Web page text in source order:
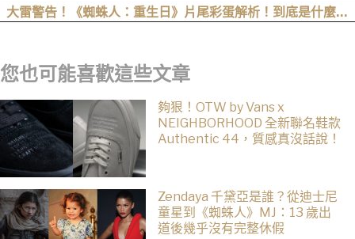
〈SpiderMan〉，網友：播這個直接神作預定
大雷警告！《蜘蛛人：重生日》片尾彩蛋解析！到底是什麼意
您也可能喜歡這些文章
夠狠！OTW by Vans x
NEIGHBORHOOD 全新聯名鞋款
Authentic 44，質感真沒話說！
Zendaya 千黛亞是誰？從迪士尼
童星到《蜘蛛人》MJ：13 歲出
道後幾乎沒有完整休假